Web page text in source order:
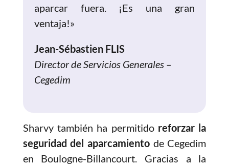
aparcar fuera. ¡Es una gran
ventaja!»
Jean-Sébastien FLIS
Director de Servicios Generales –
Cegedim
Sharvy también ha permitido reforzar la
seguridad del aparcamiento de Cegedim
en Boulogne-Billancourt. Gracias a la